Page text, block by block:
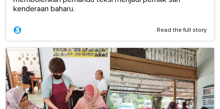
kenderaan baharu.
Read the full story